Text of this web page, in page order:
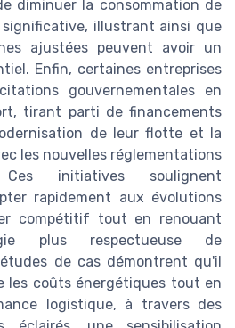
diminuer la consommation de
illustrant ainsi que
ajustées peuvent avoir un
Enfin, certaines entreprises
gouvernementales en
tirant parti de financements
de leur flotte et la
les nouvelles réglementations
Ces initiatives soulignent
rapidement aux évolutions
compétitif tout en renouant
plus respectueuse de
de cas démontrent qu'il
les coûts énergétiques tout en
logistique, à travers des